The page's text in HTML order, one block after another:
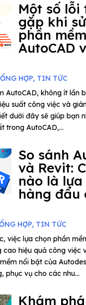
Một số lỗi
gặp khi
phần mềm
AutoCAD
HỢP, TIN TỨC
AutoCAD, không ít lần
suất công việc và
dưới đây sẽ giúp bạn
trong AutoCAD,...
So sánh
và Revit:
nào là lựa
hàng đầu
HỢP, TIN TỨC
việc lựa chọn phần
hiệu quả công việc
nổi bật của
phục vụ cho các nhu...
Khám phá